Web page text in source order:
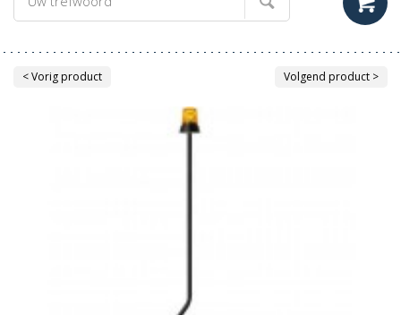
< Vorig product Volgend product >